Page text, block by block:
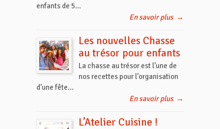
enfants de 5...
En savoir plus →
Les nouvelles Chasse
au trésor pour enfants
La chasse au trésor est l’une de
nos recettes pour l’organisation
d’une fête...
En savoir plus →
L’Atelier Cuisine !